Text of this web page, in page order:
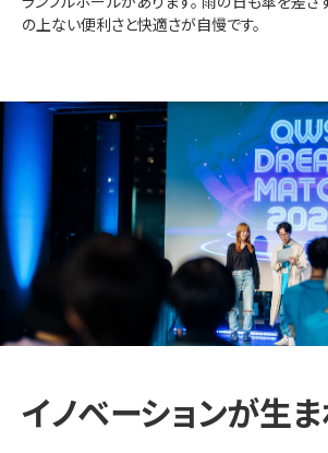
の上ない便利さと快適さが自慢です。
イノベーションが生